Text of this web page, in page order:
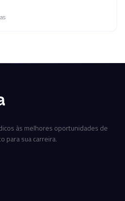
às melhores oportunidades de
para sua carreira.